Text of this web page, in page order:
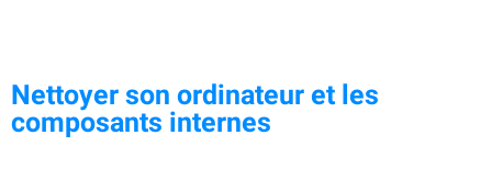
Nettoyer son ordinateur et les
composants internes